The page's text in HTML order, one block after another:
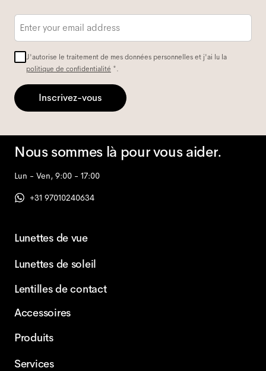
Adresse
J'autorise le traitement de mes données personnelles et j'ai lu la
politique de confidentialité *.
Inscrivez-vous
Nous sommes là pour vous aider.
Lun - Ven, 9:00 - 17:00
+31 97010240634
Lunettes de vue
Lunettes de soleil
Lentilles de contact
Accessoires
Produits
Services